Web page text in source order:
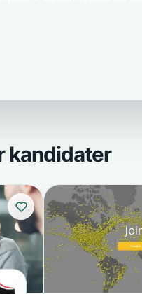
kandidater